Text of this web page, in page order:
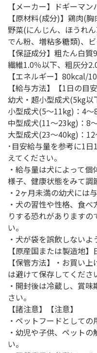
【メーカー】ドギーマン
【原材料(成分)】鶏肉(
野菜(にんじん、ほうれ
でん粉、増粘多糖類)、
【保証成分】粗たん白
繊維1.0％以下、粗灰分
【エネルギー】80kcal/
【給与方法】【1日の目
幼犬・超小型成犬(5kg以
小型成犬(5～11kg)：4～
中型成犬(11～23kg)：8
大型成犬(23～40kg)：12
･目安給与量を参考に1
えてください。
・給与量は犬によって
様子、健康状態をみて調
・2ヶ月未満の幼犬には
・犬の習性や性格、食
りする恐れがあります
い。
・犬が袋を誤飲しないよ
【原産国または製造地】
【保管方法】・お買い
は避けて保存してくださ
・開封後は冷蔵し、賞
さい。
【諸注意】【注意】
・ペットフードとしての
・幼児や子供、ペット
い。